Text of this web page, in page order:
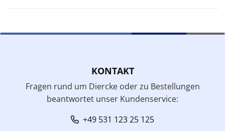
KONTAKT
Fragen rund um Diercke oder zu Bestellungen
beantwortet unser Kundenservice:
+49 531 123 25 125